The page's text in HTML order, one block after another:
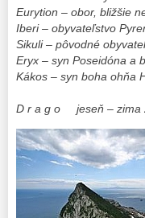
Eurytion – obor, bližšie
Iberi – obyvateľstvo
Sikuli – pôvodné
Eryx – syn Poseidóna a
Kákos – syn boha ohňa
D r a g o jeseň – zima